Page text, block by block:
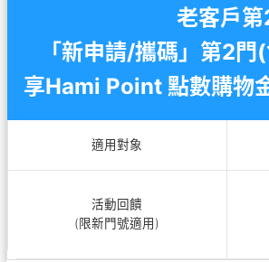
老客戶
「新申請/攜碼」第2
享Hami Point 點數購物
適用對象
活動回饋
(限新門號適用)